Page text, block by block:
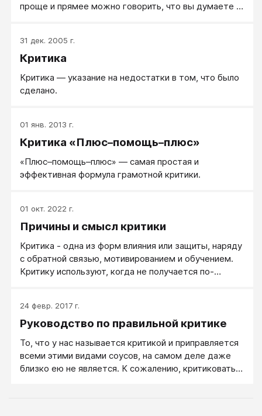
проще и прямее можно говорить, что вы думаете о
неустойчивости критика должна быть максимально
щадящей: косвенной, скрытой, поддерживающей.
31 дек. 2005 г.
Критика
Критика — указание на недостатки в том, что было
сделано.
01 янв. 2013 г.
Критика «Плюс–помощь–плюс»
«Плюс–помощь–плюс» — самая простая и
эффективная формула грамотной критики.
01 окт. 2022 г.
Причины и смысл критики
Критика - одна из форм влияния или защиты, наряду
с обратной связью, мотивированием и обучением.
Критику используют, когда не получается по-
заинтересовать или приучить.
24 февр. 2017 г.
Руководство по правильной критике
То, что у нас называется критикой и приправляется
всеми этими видами соусов, на самом деле даже
близко ею не является. К сожалению, критиковать